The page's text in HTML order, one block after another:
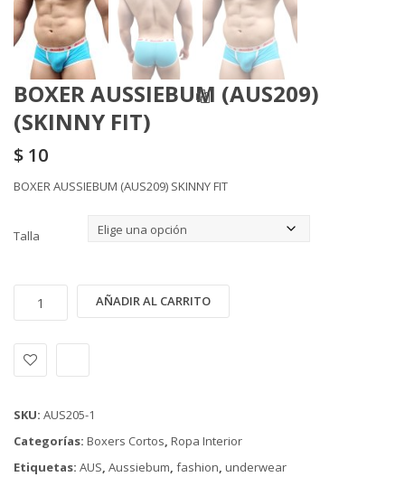
BOXER AUSSIEBUM (AUS209)
(SKINNY FIT)
$ 10
BOXER AUSSIEBUM (AUS209) SKINNY FIT
Talla
AUSSIEBUM
(SKINNY
FIT)
AÑADIR AL CARRITO
SKU: AUS205-1
Categorías: Boxers Cortos, Ropa Interior
Etiquetas: AUS, Aussiebum, fashion, underwear